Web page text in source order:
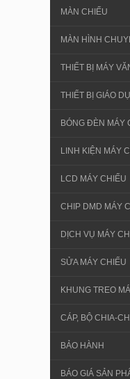
MÀN CHIẾU
MÀN HÌNH
THIẾT BỊ MÁY
THIẾT BỊ GIÁO
BÓNG ĐÈN MÁY
LINH KIỆN MÁY
LCD MÁY CHIẾU
CHIP DMD MÁY
DỊCH VỤ MÁY
SỬA MÁY CHIẾU
KHUNG TREO
CÁP, BỘ CHIA-
BẢO HÀNH
BÁO GIÁ SẢN